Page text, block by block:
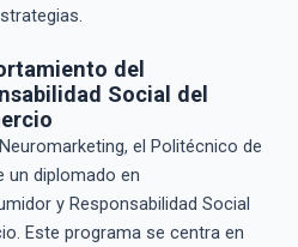
del
Social del
el Politécnico de
un diplomado en
y Responsabilidad Social
Este programa se centra en